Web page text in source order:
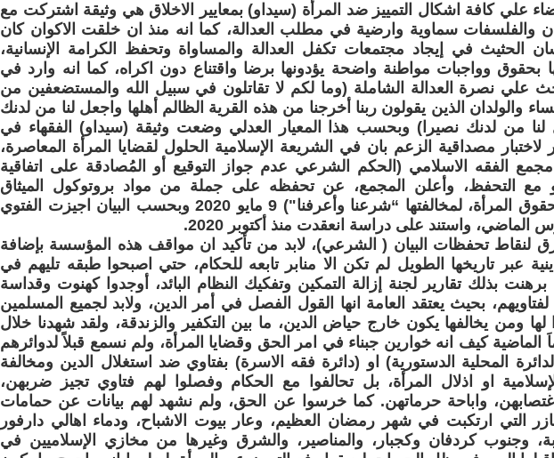
علي كافة اشكال التمييز ضد المرأة (سيداو) بمعايير الاخلاق هي وثيقة اشتركت مع
والفلسفات سماوية وارضية في مطلب العدالة، كما انه منذ ان خلقت الاكوان كان
الحثيث في إيجاد مجتمعات تكفل العدالة والمساواة وتحفظ الكرامة الإنسانية،
بحقوق وواجبات مواطنة واضحة يؤدونها برضا واقتناع دون اكراه، كما انه وارد في
علي نصرة العدالة الشاملة (وما لكم لا تقاتلون في سبيل الله والمستضعفين من
والولدان الذين يقولون ربنا أخرجنا من هذه القرية الظالم أهلها واجعل لنا من لدنك
لنا من لدنك نصيرا) وبحسب هذا المعيار العدلي وضعت وثيقة (سيداو) الفقهاء في
مصداقية الزعم بان في الشريعة الإسلامية الحلول لقضايا المرأة المعاصرة،
الفقه الاسلامي (الحكم الشرعي عدم جواز التوقيع أو المُصادقة على اتفاقية
مع التحفظ، وأعلن المجمع، عن تحفظه على جملة من مواد بروتوكول الميثاق
الأفريقي لحقوق المرأة، لمخالفتها “شرعنا وأعرفنا") 9 مايو 2020 وبحسب البيان اجيزت الفتوي
لنقاط تحفظات البيان ( الشرعي)، لابد من تأكيد ان مواقف هذه المؤسسة بإضافة
عبر تاريخها الطويل لم تكن الا منابر تابعه للحكام، حتي اصبحوا طبقه تليهم في
برهنت بذلك تقارير لجنة إزالة التمكين وتفكيك النظام البائد، أوجدوا كهنوت وقداسة
لفتاويهم، بحيث يعتقد العامة انها القول الفصل في أمر الدين، ولابد لجميع المسلمين
لها ومن يخالفها يكون خارج حياض الدين، ما بين التكفير والزندقة، ولقد شهدنا خلال
الماضية كيف انه خوارين جبناء في امر الحق وقضايا المرأة، ولم نسمع قبلاً لدوائرهم
المحلية الدستورية) او (دائرة فقه الاسرة) بفتاوي ضد استغلال الدين ومخالفة
او اذلال المرأة، بل تحالفوا مع الحكام وفصلوا لهم فتاوي تجيز ضربهن،
اغتصابهن، واباحة حرماتهن. كما خرسوا عن الحق، ولم نشهد لهم بيانات عن حمامات
التي ارتكبت في شهر رمضان العظيم، وعار بيوت الاشباح، ودماء اهالي دارفور
وجنوب كردفان وكجبار، والمناصير، والشرق وغيرها من مخازي الإسلاميين في